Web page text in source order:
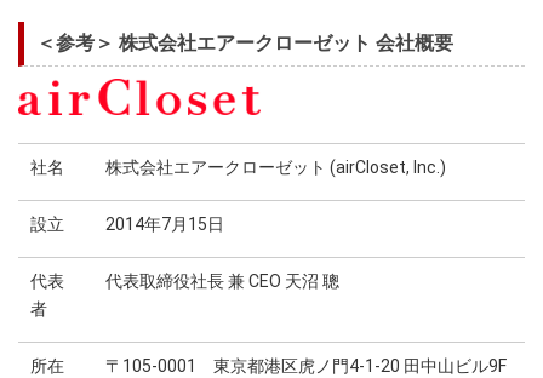
＜参考＞ 株式会社エアークローゼット 会社概要
社名 株式会社エアークローゼット (airCloset, Inc.)
設立 2014年7月15日
代表
者
代表取締役社長 兼 CEO 天沼 聰
所在
〒105-0001 東京都港区虎ノ門4-1-20 田中山ビル9F